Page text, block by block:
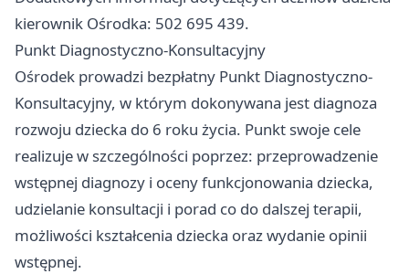
kierownik Ośrodka: 502 695 439.
Punkt Diagnostyczno-Konsultacyjny
Ośrodek prowadzi bezpłatny Punkt Diagnostyczno-
Konsultacyjny, w którym dokonywana jest diagnoza
rozwoju dziecka do 6 roku życia. Punkt swoje cele
realizuje w szczególności poprzez: przeprowadzenie
wstępnej diagnozy i oceny funkcjonowania dziecka,
udzielanie konsultacji i porad co do dalszej terapii,
możliwości kształcenia dziecka oraz wydanie opinii
wstępnej.